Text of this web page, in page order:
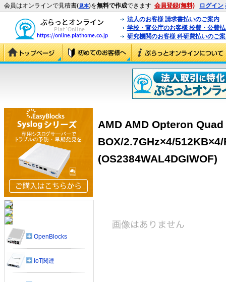
会員はオンラインで見積書(見本)を無料で作成できます 会員登録(無料) ログイン
法人のお客様 請求書払いのご案内
学校・官公庁のお客様 校費・公費
研究機関のお客様 科研費払いのご
AMD AMD Opteron
BOX/2.7GHz×4/
(OS2384WAL4DGIWOF)
OpenBlocks
IoT関連